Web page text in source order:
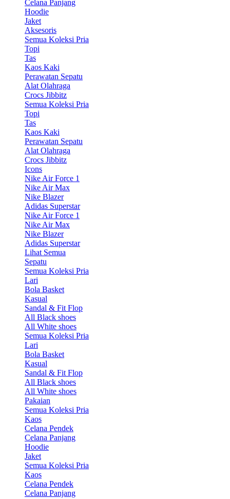
Celana Panjang
Hoodie
Jaket
Aksesoris
Semua Koleksi Pria
Topi
Tas
Kaos Kaki
Perawatan Sepatu
Alat Olahraga
Crocs Jibbitz
Semua Koleksi Pria
Topi
Tas
Kaos Kaki
Perawatan Sepatu
Alat Olahraga
Crocs Jibbitz
Icons
Nike Air Force 1
Nike Air Max
Nike Blazer
Adidas Superstar
Nike Air Force 1
Nike Air Max
Nike Blazer
Adidas Superstar
Lihat Semua
Sepatu
Semua Koleksi Pria
Lari
Bola Basket
Kasual
Sandal & Fit Flop
All Black shoes
All White shoes
Semua Koleksi Pria
Lari
Bola Basket
Kasual
Sandal & Fit Flop
All Black shoes
All White shoes
Pakaian
Semua Koleksi Pria
Kaos
Celana Pendek
Celana Panjang
Hoodie
Jaket
Semua Koleksi Pria
Kaos
Celana Pendek
Celana Panjang